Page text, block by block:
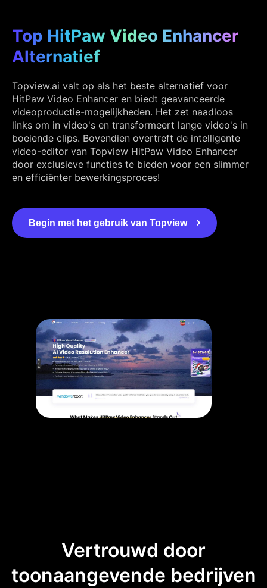
Top HitPaw Video Enhancer
Alternatief
Topview.ai valt op als het beste alternatief voor
HitPaw Video Enhancer en biedt geavanceerde
videoproductie-mogelijkheden. Het zet naadloos
links om in video's en transformeert lange video's in
boeiende clips. Bovendien overtreft de intelligente
video-editor van Topview HitPaw Video Enhancer
door exclusieve functies te bieden voor een slimmer
en efficiënter bewerkingsproces!
Begin met het gebruik van Topview
Vertrouwd door
toonaangevende bedrijven